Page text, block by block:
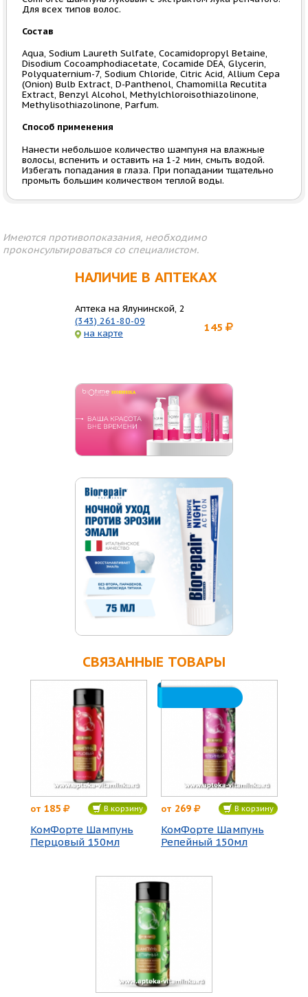
Для всех типов волос.
Состав
Аqua, Sodium Laureth Sulfate, Cocamidopropyl Betaine,
Disodium Cocoamphodiacetate, Cocamide DEA, Glycerin,
Polyquaternium-7, Sodium Chloride, Citric Acid, Allium Cepa
(Onion) Bulb Extract, D-Panthenol, Chamomilla Recutita
Extract, Benzyl Alcohol, Methylchloroisothiazolinonе,
Methylisothiazolinone, Parfum.
Способ применения
Нанести небольшое количество шампуня на влажные
волосы, вспенить и оставить на 1-2 мин, смыть водой.
Избегать попадания в глаза. При попадании тщательно
промыть большим количеством теплой воды.
Имеются противопоказания, необходимо
проконсультироваться со специалистом.
НАЛИЧИЕ В АПТЕКАХ
Аптека на Ялунинской, 2
(343) 261-80-09
на карте
145
СВЯЗАННЫЕ ТОВАРЫ
от 185 В корзину
КомФорте Шампунь
Перцовый 150мл
от 269 В корзину
КомФорте Шампунь
Репейный 150мл